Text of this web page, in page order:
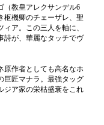
（教皇アレクサンデル6
枢機卿のチェーザレ、聖
ア。この三人を軸に、
詩が、華麗なタッチでヴ
原作者としても高名なホ
巨匠マナラ。最強タッグ
ジア家の栄枯盛衰をこれ